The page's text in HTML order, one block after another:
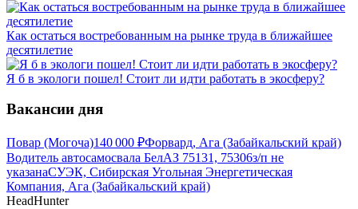
Как остаться востребованным на рынке труда в ближайшее
десятилетие
Я б в экологи пошел! Стоит ли идти работать в экосферу?
Вакансии дня
Повар (Могоча)140 000 ₽Форвард, Ага (Забайкальский край)
Водитель автосамосвала БелАЗ 75131, 75306з/п не
указанаСУЭК, Сибирская Угольная Энергетическая
Компания, Ага (Забайкальский край)
HeadHunter